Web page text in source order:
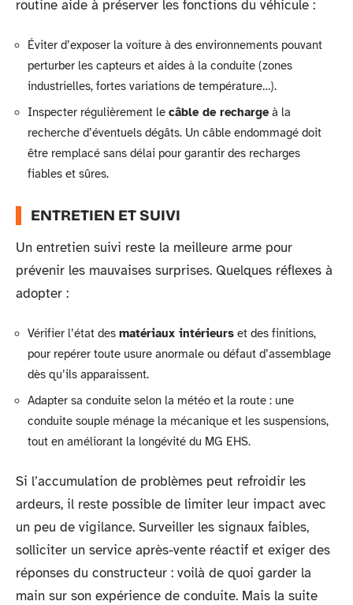
routine aide à préserver les fonctions du véhicule :
Éviter d’exposer la voiture à des environnements pouvant
perturber les capteurs et aides à la conduite (zones
industrielles, fortes variations de température…).
Inspecter régulièrement le câble de rechargeà la
recherche d’éventuels dégâts. Un câble endommagé doit
être remplacé sans délai pour garantir des recharges
fiables et sûres.
ENTRETIEN ET SUIVI
Un entretien suivi reste la meilleure arme pour
prévenir les mauvaises surprises. Quelques réflexes à
adopter :
Vérifier l’état des matériaux intérieurs et des finitions,
pour repérer toute usure anormale ou défaut d’assemblage
dès qu’ils apparaissent.
Adapter sa conduite selon la météo et la route : une
conduite souple ménage la mécanique et les suspensions,
tout en améliorant la longévité du MG EHS.
Si l’accumulation de problèmes peut refroidir les
ardeurs, il reste possible de limiter leur impact avec
un peu de vigilance. Surveiller les signaux faibles,
solliciter un service après-vente réactif et exiger des
réponses du constructeur : voilà de quoi garder la
main sur son expérience de conduite. Mais la suite